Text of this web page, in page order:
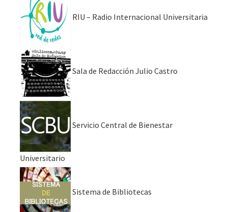
RIU – Radio Internacional Universitaria
Sala de Redacción Julio Castro
Servicio Central de Bienestar
Universitario
Sistema de Bibliotecas